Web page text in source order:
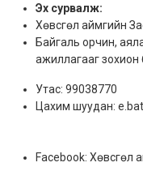
Эх сурвалж:
Хөвсгөл аймгийн
Байгаль орчин,
ажиллагааг зохион
Утас: 99038770
Цахим шуудан:
Facebook: Хөвсгөл